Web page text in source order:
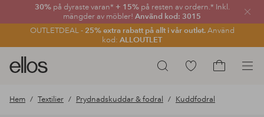
30% på dyraste varan* + 15% på resten av ordern.* Inkl.
mängder av möbler! Använd kod: 3015
OUTLETDEAL - 25% extra rabatt på allt i vår outlet.Använd
kod: ALLOUTLET
Sök
Ellos
logotyp
gå
Gå
favoritmarkerade
till
Hem Textilier Prydnadskuddar & fodral Kuddfodral